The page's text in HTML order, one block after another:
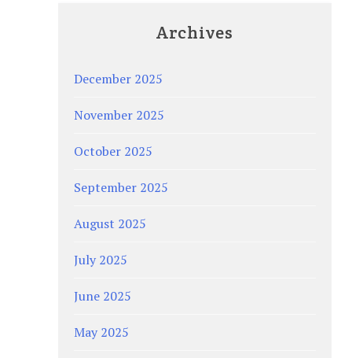
Archives
December 2025
November 2025
October 2025
September 2025
August 2025
July 2025
June 2025
May 2025